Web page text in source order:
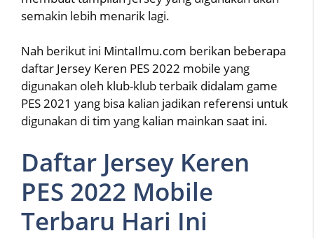
semakin lebih menarik lagi.
Nah berikut ini MintaIlmu.com berikan beberapa
daftar Jersey Keren PES 2022 mobile yang
digunakan oleh klub-klub terbaik didalam game
PES 2021 yang bisa kalian jadikan referensi untuk
digunakan di tim yang kalian mainkan saat ini.
Daftar Jersey Keren
PES 2022 Mobile
Terbaru Hari Ini